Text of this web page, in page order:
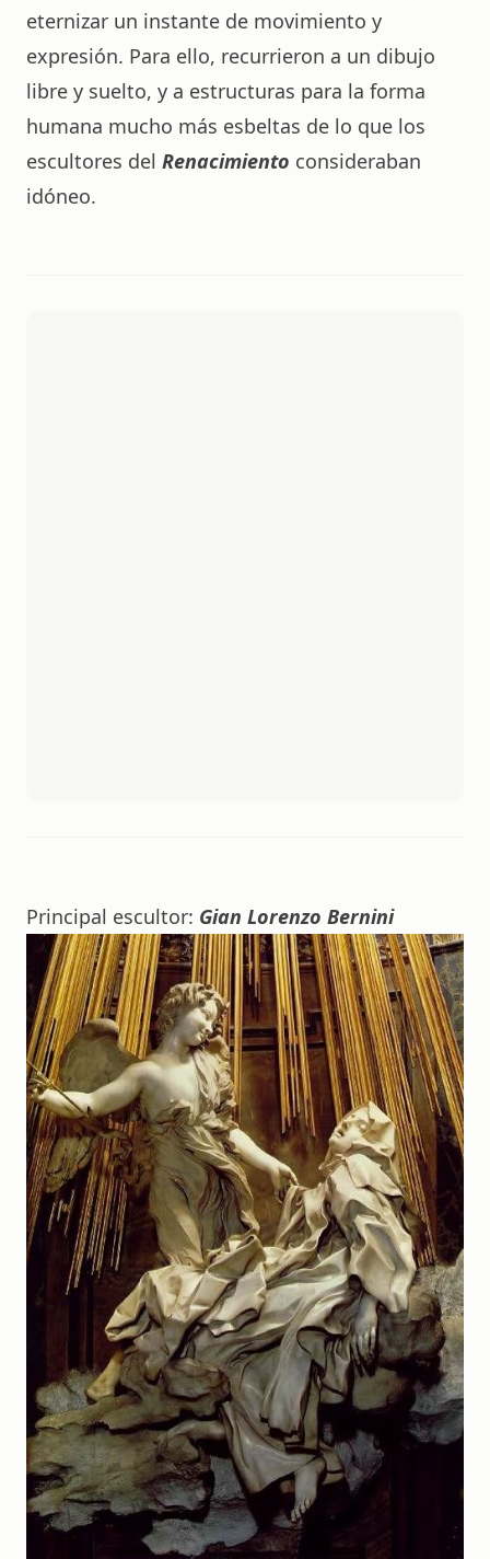
eternizar un instante de movimiento y
expresión. Para ello, recurrieron a un dibujo
libre y suelto, y a estructuras para la forma
humana mucho más esbeltas de lo que los
escultores del Renacimiento consideraban
idóneo.
Principal escultor: Gian Lorenzo Bernini